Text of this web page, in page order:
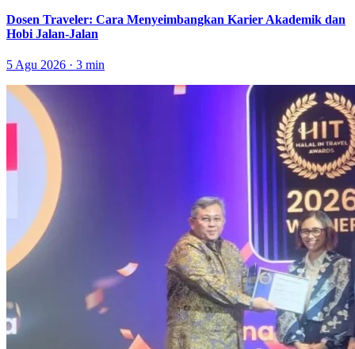
Dosen Traveler: Cara Menyeimbangkan Karier Akademik dan
Hobi Jalan-Jalan
5 Agu 2026 · 3 min